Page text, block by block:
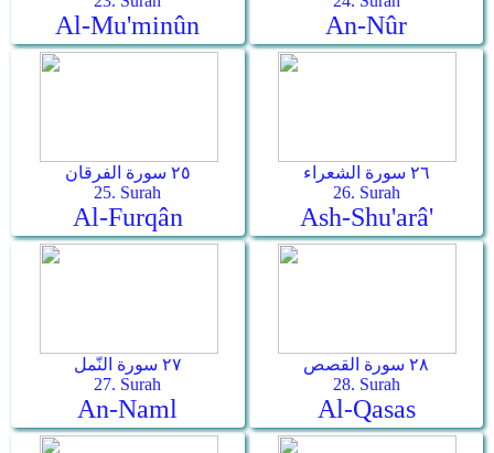
Al-Mu'minûn An-Nûr
٢٥ سورة الفرقان
25. Surah
Al-Furqân
٢٦ سورة الشعراء
26. Surah
Ash-Shu'arâ'
٢٧ سورة النّمل
27. Surah
An-Naml
٢٨ سورة القصص
28. Surah
Al-Qasas